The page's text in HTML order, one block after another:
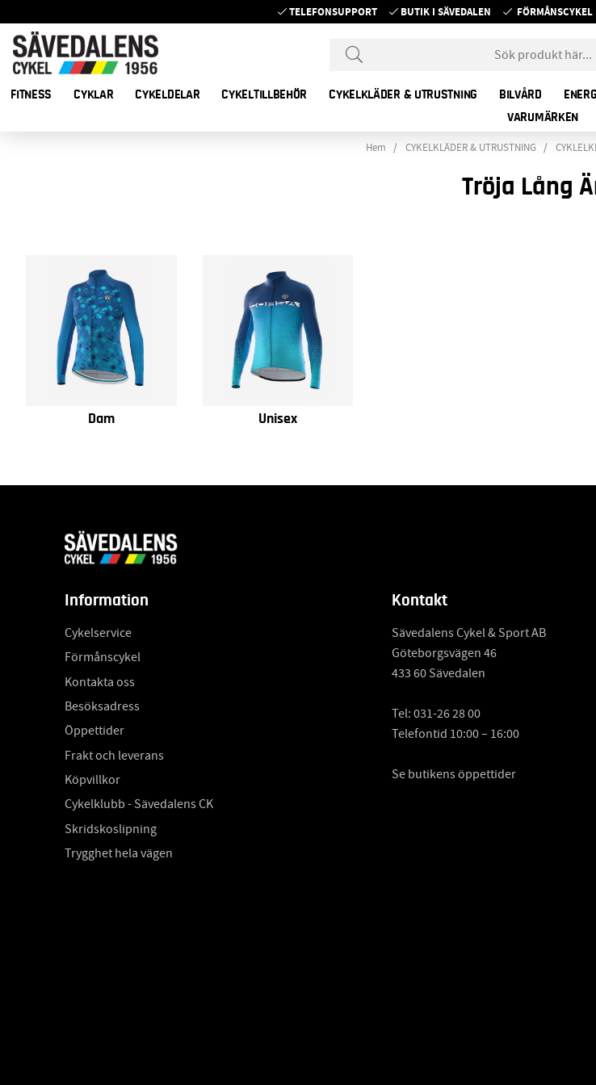
TELEFONSUPPORT BUTIK I SÄVEDALEN FÖRMÅNSCYKEL
FITNESS CYKLAR CYKELDELAR CYKELTILLBEHÖR CYKELKLÄDER & UTRUSTNING BILVÅRD
VARUMÄRKEN
Hem CYKELKLÄDER & UTRUSTNING
Tröja Lång
Dam Unisex
Information
Cykelservice
Förmånscykel
Kontakta oss
Besöksadress
Öppettider
Frakt och leverans
Köpvillkor
Cykelklubb - Sävedalens CK
Skridskoslipning
Trygghet hela vägen
Kontakt
Sävedalens Cykel & Sport AB
Göteborgsvägen 46
433 60 Sävedalen
Tel:031-26 28 00
Telefontid 10:00 – 16:00
Se butikens öppettider